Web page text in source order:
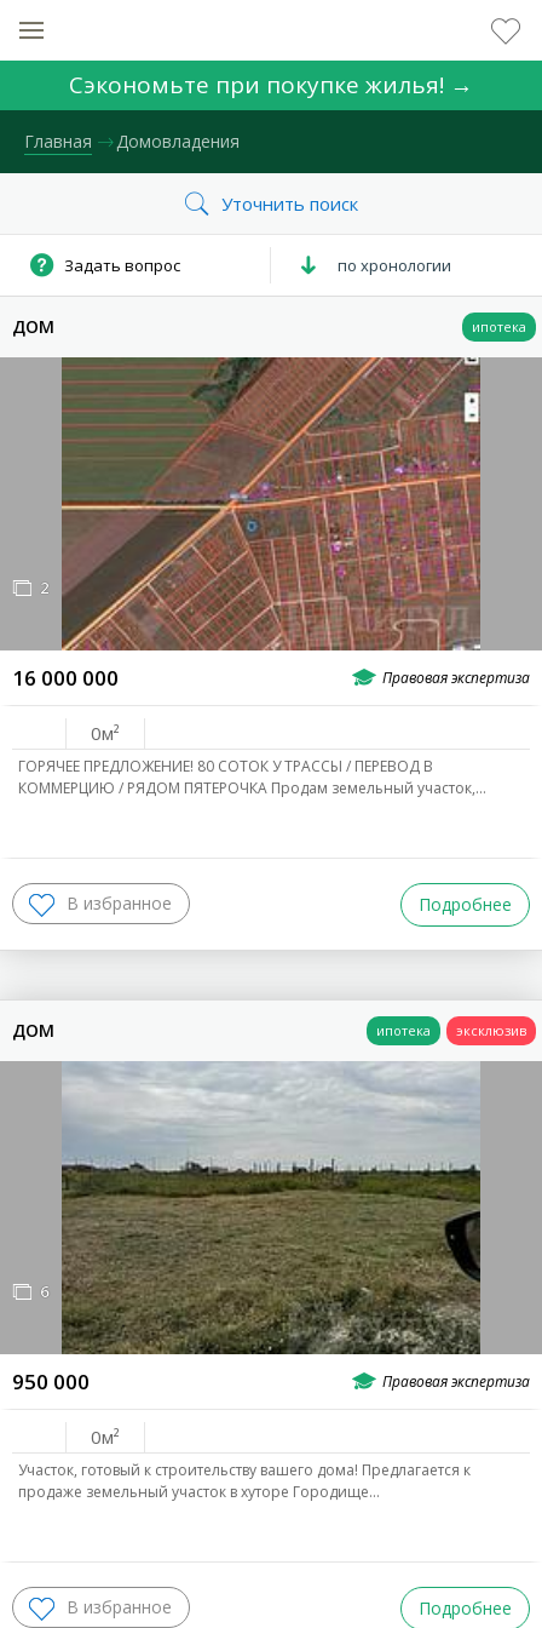
ВХОД ДЛЯ КЛИЕНТОВ
Сэкономьте при покупке жилья! →
Главная Домовладения
НОМЕР ЗАЯВКИ
ЦЕНА
ТИП ОБЪЕКТА
ВЫБРАТЬ РАЙОН
ЛЕВЫЙ БЕРЕГ
Левый Берег
СЖМ
ПО ОБЛАСТИ
Г.Батайск
Г.Аксай Мясниковский Р-Н
Неклиновский Р-Н
Родионово-Несветайский Матвеево-Курганский Р-Н
Октябрьский Р-Н Пролетарский Р-Н
ЦЕНТРАЛЬНЫЙ
Центр
Н.Поселение
ВОСТОЧНЫЙ
Александровка
Нахичевань
Сельмаш
ЗАПАДНЫЙ
СЕВЕРО-ЗАПАД
по хронологии
ДОМ
16 000 000
2
0
ГОРЯЧЕЕ ПРЕДЛОЖЕНИЕ! 80 СОТОК У ТРАССЫ / ПЕРЕВОД В
КОММЕРЦИЮ / РЯДОМ ПЯТЕРОЧКА Продам земельный участок,…
Подробнее
ДОМ
950 000
6
0
Участок, готовый к строительству вашего дома! Предлагается к
продаже земельный участок в хуторе Городище…
Подробнее